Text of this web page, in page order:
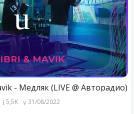
- Медляк (LIVE @ Авторадио)
5,5K 31/08/2022